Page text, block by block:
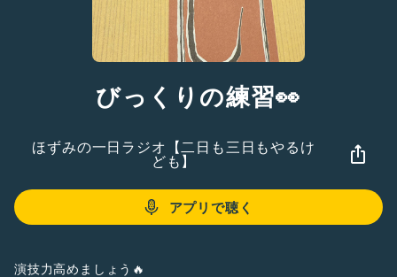
びっくりの練習👀
ほずみの一日ラジオ【二日も三日もやるけ
ども】
アプリで聴く
演技力高めましょう🔥